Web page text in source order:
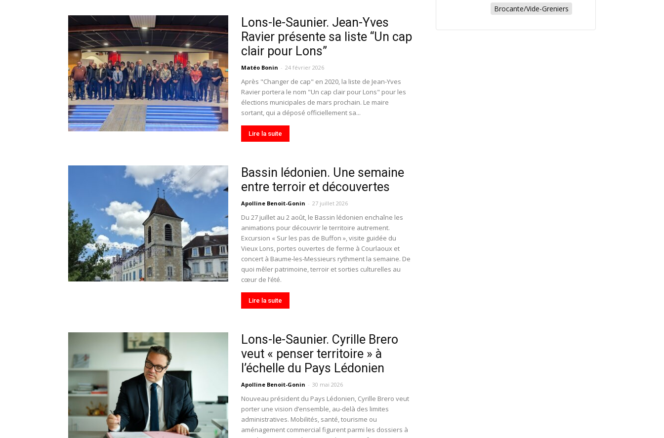
Lons-le-Saunier. Jean-Yves
Ravier présente sa liste “Un cap
clair pour Lons”
Matéo Bonin - 24 février 2026
Après "Changer de cap" en 2020, la liste de Jean-Yves
Ravier portera le nom "Un cap clair pour Lons" pour les
élections municipales de mars prochain. Le maire
sortant, qui a déposé officiellement sa...
Lire la suite
Bassin lédonien. Une semaine
entre terroir et découvertes
Apolline Benoit-Gonin - 27 juillet 2026
Du 27 juillet au 2 août, le Bassin lédonien enchaîne les
animations pour découvrir le territoire autrement.
Excursion « Sur les pas de Buffon », visite guidée du
Vieux Lons, portes ouvertes de ferme à Courlaoux et
concert à Baume-les-Messieurs rythment la semaine. De
quoi mêler patrimoine, terroir et sorties culturelles au
cœur de l’été.
Lire la suite
Lons-le-Saunier. Cyrille Brero
veut « penser territoire » à
l’échelle du Pays Lédonien
Apolline Benoit-Gonin - 30 mai 2026
Nouveau président du Pays Lédonien, Cyrille Brero veut
porter une vision d’ensemble, au-delà des limites
administratives. Mobilités, santé, tourisme ou
aménagement commercial figurent parmi les dossiers à
Brocante/Vide-Greniers